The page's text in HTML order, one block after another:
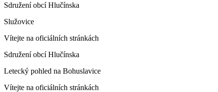
Sdružení obcí Hlučínska
Služovice
Vítejte na oficiálních stránkách
Sdružení obcí Hlučínska
Letecký pohled na Bohuslavice
Vítejte na oficiálních stránkách